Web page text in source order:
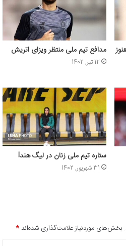
مدافع تیم ملی منتظر ویزای اتریش
12 تیر, 1402
ستاره تیم ملی زنان در لیگ هند!
31 شهریور, 1402
بخش‌های موردنیاز علامت‌گذاری شده‌اند*